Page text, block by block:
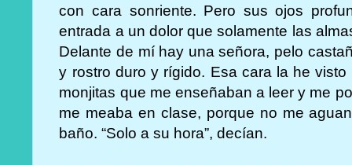
con cara sonriente. Pero sus ojos
entrada a un dolor que solamente las
Delante de mí hay una señora, pelo
y rostro duro y rígido. Esa cara la he visto
monjitas que me enseñaban a leer y me
me meaba en clase, porque no me
baño. “Solo a su hora”, decían.